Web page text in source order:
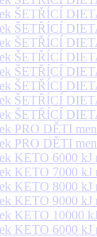
ŠETŘÍCÍ
ŠETŘÍCÍ
ŠETŘÍCÍ
ŠETŘÍCÍ
ŠETŘÍCÍ
ŠETŘÍCÍ
ŠETŘÍCÍ
ŠETŘÍCÍ
PRO DĚTI
PRO DĚTI
KETO 6000 kJ
KETO 7000 kJ
KETO 8000 kJ
KETO 9000 kJ
KETO 10000
KETO 6000 kJ